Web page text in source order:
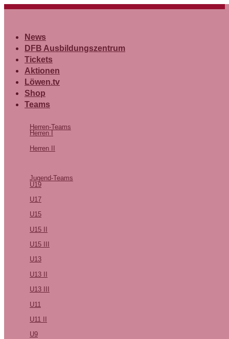
Zum
springen
News
DFB Ausbildungszentrum
Tickets
Aktionen
Löwen.tv
Shop
Teams
Herren-Teams
Herren I
Herren II
Jugend-Teams
U19
U17
U15
U15 II
U15 III
U13
U13 II
U13 III
U11
U11 II
U9